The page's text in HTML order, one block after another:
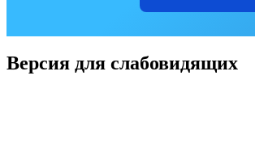
Версия для слабовидящих